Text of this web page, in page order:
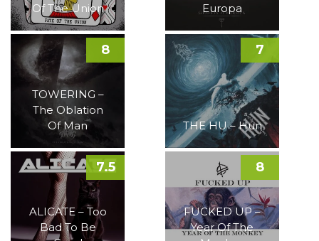
Of The Union
Europa
TOWERING –
The Oblation
Of Man
8
THE HU – Hun
7
ALICATE – Too
Bad To Be
7.5
FUCKED UP –
Year Of The
8